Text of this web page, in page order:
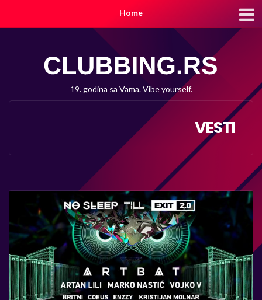
Home
19. godina sa Vama. Vibe yourself.
VESTI